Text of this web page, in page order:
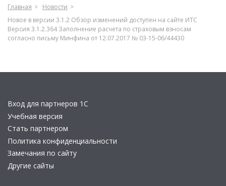
Главная
Новости
Новое в версии 3.1.2 Обзор изменений доступен на сайте ИТС
Версия 3.1.2.364 Заполнение расчета по страховым взносам
согласно письму Минфина от 12.07.2017 № 03-15-06/44430
Вход для партнеров 1С
Учебная версия
Стать партнером
Политика конфиденциальности
Замечания по сайту
Другие сайты